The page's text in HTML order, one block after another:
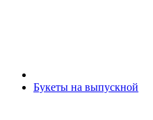
Букеты на выпускной